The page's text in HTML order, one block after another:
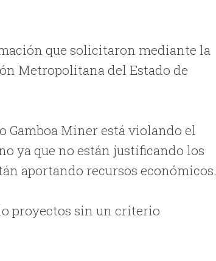
que solicitaron mediante la
Metropolitana del Estado de
Gamboa Miner está violando el
ya que no están justificando los
aportando recursos económicos.
proyectos sin un criterio